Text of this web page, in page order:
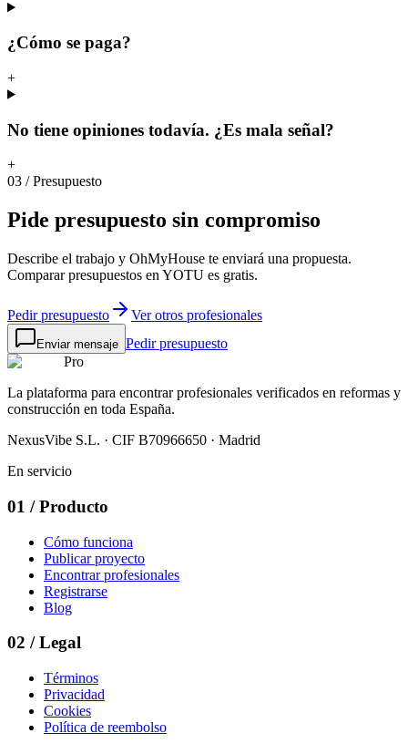
¿Cómo se paga?
+
No tiene opiniones todavía. ¿Es mala señal?
+
03 /Presupuesto
Pide presupuesto sin compromiso
Describe el trabajo y OhMyHouse te enviará una propuesta.
Comparar presupuestos en YOTU es gratis.
Pedir presupuesto Ver otros profesionales
Enviar mensaje Pedir presupuesto
Pro
La plataforma para encontrar profesionales verificados en reformas y
construcción en toda España.
NexusVibe S.L. · CIF B70966650 · Madrid
En servicio
01 / Producto
Cómo funciona
Publicar proyecto
Encontrar profesionales
Registrarse
Blog
02 / Legal
Términos
Privacidad
Cookies
Política de reembolso